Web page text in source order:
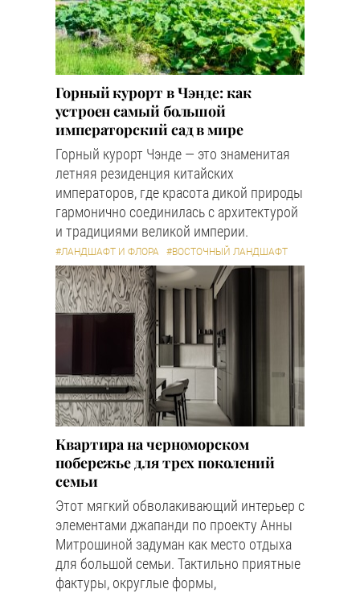
Горный курорт в Чэнде: как
устроен самый большой
императорский сад в мире
Горный курорт Чэнде — это знаменитая
летняя резиденция китайских
императоров, где красота дикой природы
гармонично соединилась с архитектурой
и традициями великой империи.
#ЛАНДШАФТ И ФЛОРА #ВОСТОЧНЫЙ ЛАНДШАФТ
Квартира на черноморском
побережье для трех поколений
семьи
Этот мягкий обволакивающий интерьер с
элементами джапанди по проекту Анны
Митрошиной задуман как место отдыха
для большой семьи. Тактильно приятные
фактуры, округлые формы,